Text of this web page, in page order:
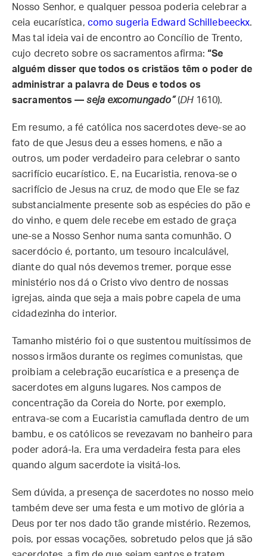
Nosso Senhor, e qualquer pessoa poderia celebrar a
ceia eucarística, como sugeria Edward Schillebeeckx.
Mas tal ideia vai de encontro ao Concílio de Trento,
cujo decreto sobre os sacramentos afirma: “Se
alguém disser que todos os cristãos têm o poder de
administrar a palavra de Deus e todos os
sacramentos —seja excomungado”(DH1610).
Em resumo, a fé católica nos sacerdotes deve-se ao
fato de que Jesus deu a esses homens, e não a
outros, um poder verdadeiro para celebrar o santo
sacrifício eucarístico. E, na Eucaristia, renova-se o
sacrifício de Jesus na cruz, de modo que Ele se faz
substancialmente presente sob as espécies do pão e
do vinho, e quem dele recebe em estado de graça
une-se a Nosso Senhor numa santa comunhão. O
sacerdócio é, portanto, um tesouro incalculável,
diante do qual nós devemos tremer, porque esse
ministério nos dá o Cristo vivo dentro de nossas
igrejas, ainda que seja a mais pobre capela de uma
cidadezinha do interior.
Tamanho mistério foi o que sustentou muitíssimos de
nossos irmãos durante os regimes comunistas, que
proibiam a celebração eucarística e a presença de
sacerdotes em alguns lugares. Nos campos de
concentração da Coreia do Norte, por exemplo,
entrava-se com a Eucaristia camuflada dentro de um
bambu, e os católicos se revezavam no banheiro para
poder adorá-la. Era uma verdadeira festa para eles
quando algum sacerdote ia visitá-los.
Sem dúvida, a presença de sacerdotes no nosso meio
também deve ser uma festa e um motivo de glória a
Deus por ter nos dado tão grande mistério. Rezemos,
pois, por essas vocações, sobretudo pelos que já são